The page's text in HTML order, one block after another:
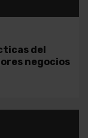
del
negocios